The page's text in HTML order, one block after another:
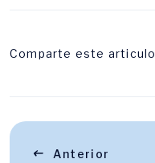
Comparte este articulo
Anterior